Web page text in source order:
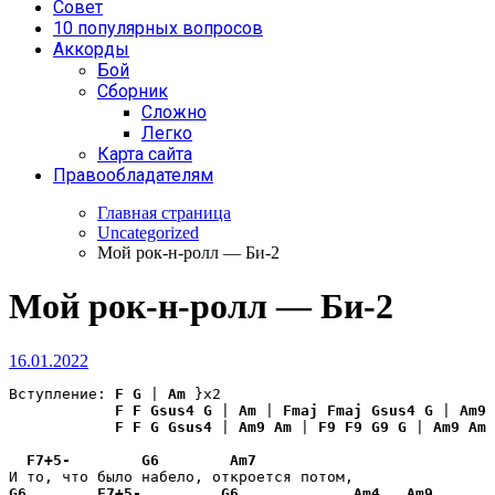
Совет
10 популярных вопросов
Аккорды
Бой
Сборник
Сложно
Легко
Карта сайта
Правообладателям
Главная страница
Uncategorized
Мой рок-н-ролл — Би-2
Мой рок-н-ролл — Би-2
16.01.2022
Вступление: F G Am }x2
F
F Gsus4 G Am Fmaj Fmaj Gsus4 G
Am9
F
F G Gsus4 Am9 Am F9 F9 G9 G Am9 Am
F7+5-
G6
Am7